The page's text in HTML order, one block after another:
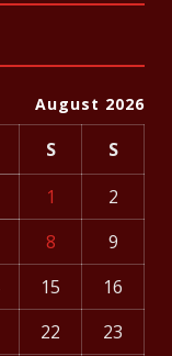
August 2026
S
S
1
2
8
9
15
16
22 23